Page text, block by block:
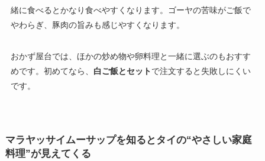
緒に食べるとかなり食べやすくなります。ゴーヤの苦味がご飯で
やわらぎ、豚肉の旨みも感じやすくなります。
おかず屋台では、ほかの炒め物や卵料理と一緒に選ぶのもおすす
めです。初めてなら、 白ご飯とセットで注文すると失敗しにくい
です。
マラヤッサイムーサップを知るとタイの“やさしい家庭
料理”が見えてくる